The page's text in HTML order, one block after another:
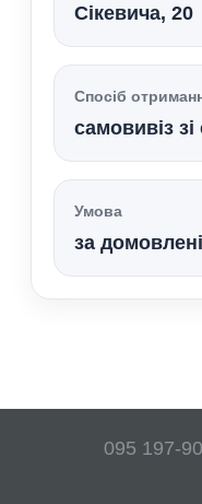
Сікевича, 20
Спосіб
самовивіз
Умова
за
095 197-